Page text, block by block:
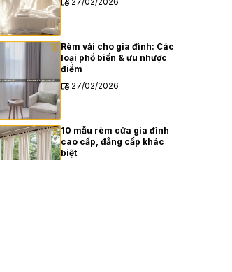
Rèm vải cho gia đình: Các
loại phổ biến & ưu nhược
điểm
27/02/2026
10 mẫu rèm cửa gia đình
cao cấp, đẳng cấp khác
biệt